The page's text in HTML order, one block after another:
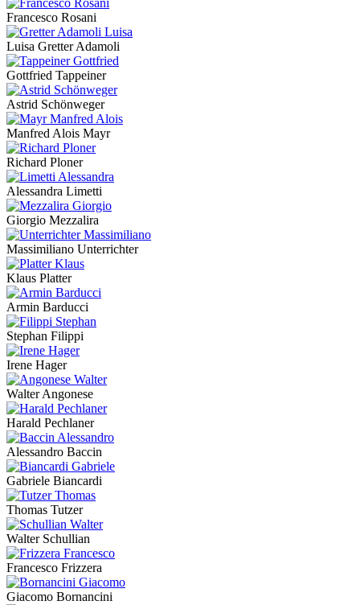
Francesco Rosani
Luisa Gretter Adamoli
Gottfried Tappeiner
Astrid Schönweger
Manfred Alois Mayr
Richard Ploner
Alessandra Limetti
Giorgio Mezzalira
Massimiliano Unterrichter
Klaus Platter
Armin Barducci
Stephan Filippi
Irene Hager
Walter Angonese
Harald Pechlaner
Alessandro Baccin
Gabriele Biancardi
Thomas Tutzer
Walter Schullian
Francesco Frizzera
Giacomo Bornancini